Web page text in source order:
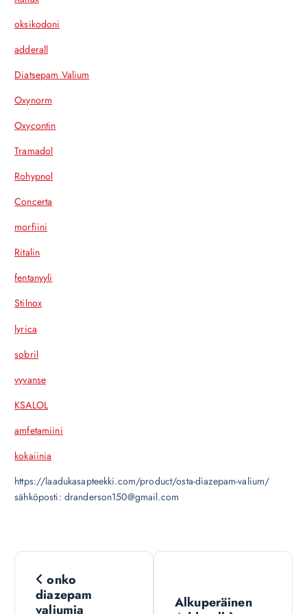
oksikodoni
adderall
Diatsepam Valium
Oxynorm
Oxycontin
Tramadol
Rohypnol
Concerta
morfiini
Ritalin
fentanyyli
Stilnox
lyrica
sobril
vyvanse
KSALOL
amfetamiini
kokaiinia
https://laadukasapteekki.com/product/osta-diazepam-valium/
sähköposti: dranderson150@gmail.com
N
onko
diazepam
valiumia
Alkuperäinen